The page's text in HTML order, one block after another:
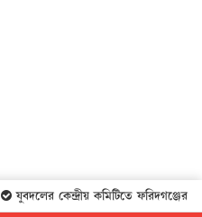
যুবদলের কেন্দ্রীয় কমিটিতে ফরিদগঞ্জের